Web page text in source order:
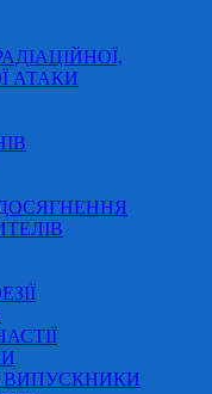
АТАКИ
ВИПУСКНИКИ